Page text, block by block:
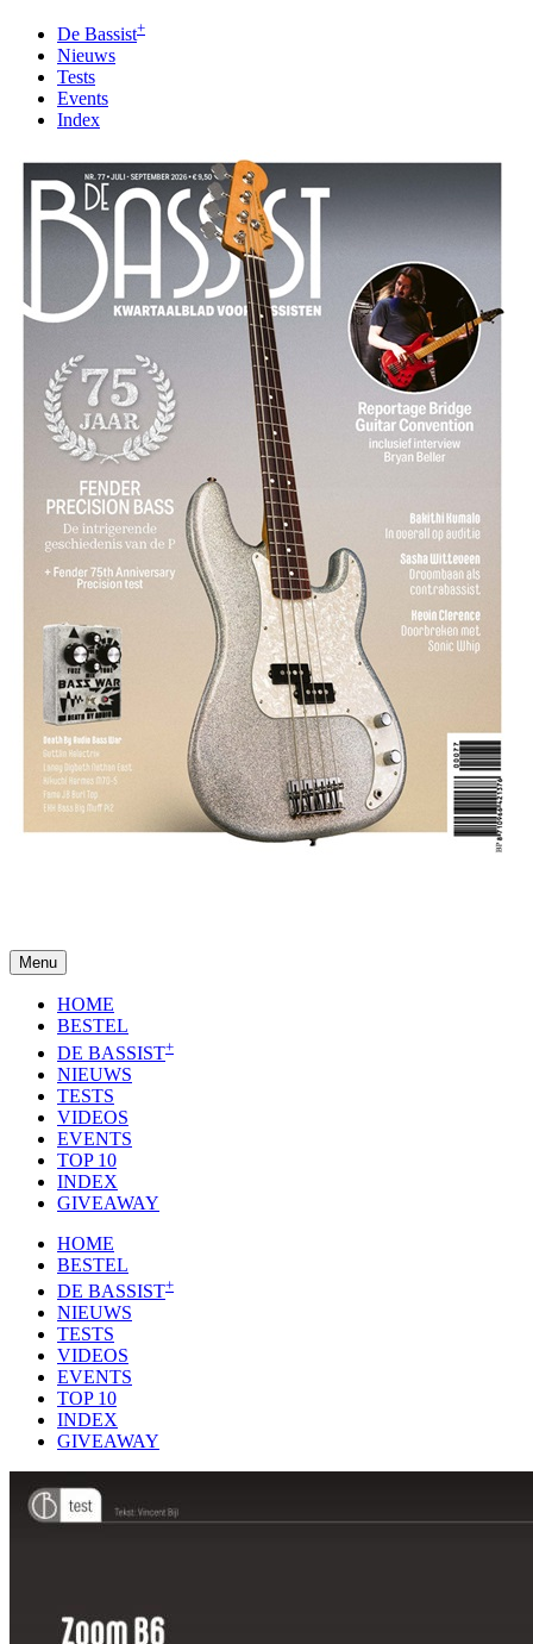
De Bassist+
Nieuws
Tests
Events
Index
Menu
HOME
BESTEL
DE BASSIST+
NIEUWS
TESTS
VIDEOS
EVENTS
TOP 10
INDEX
GIVEAWAY
HOME
BESTEL
DE BASSIST+
NIEUWS
TESTS
VIDEOS
EVENTS
TOP 10
INDEX
GIVEAWAY